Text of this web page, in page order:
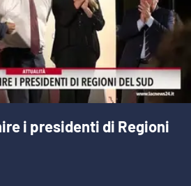
i presidenti di Regioni